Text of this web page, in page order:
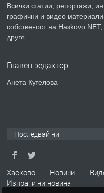
ПРЕДЛАГА
№4119
Всички статии, репортажи,
графични и видео
собственост на
друго.
Главен редактор
Анета Кутелова
Последвай ни
Хасково Новини
Изпрати ни новина